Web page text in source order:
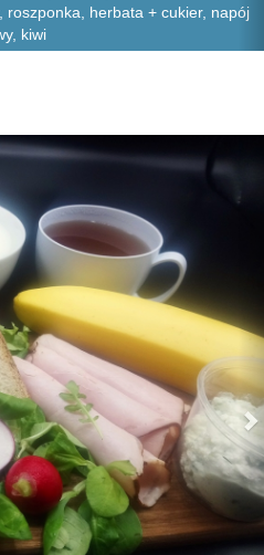
roszponka, herbata + cukier, napój
kiwi